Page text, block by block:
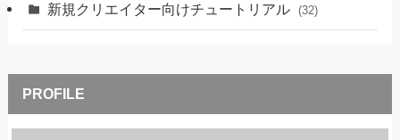
新規クリエイター向けチュートリアル (32)